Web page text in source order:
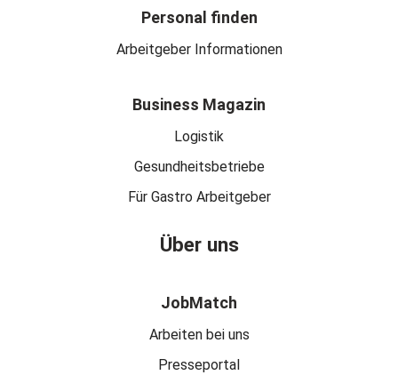
Personal finden
Arbeitgeber Informationen
Business Magazin
Logistik
Gesundheitsbetriebe
Für Gastro Arbeitgeber
Über uns
JobMatch
Arbeiten bei uns
Presseportal